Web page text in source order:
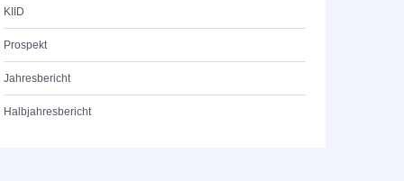
KIID
Prospekt
Jahresbericht
Halbjahresbericht